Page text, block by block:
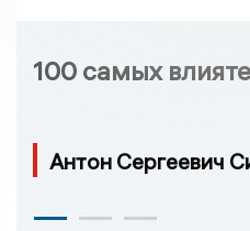
100 самых
Антон Сергеевич